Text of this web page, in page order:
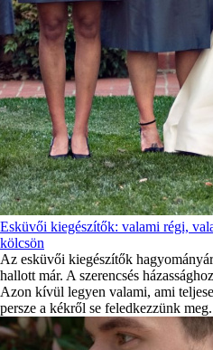
Esküvői kiegészítők: valami régi,
kölcsön
Az esküvői kiegészítők
hallott már. A szerencsés
Azon kívül legyen valami, ami
persze a kékről se feledkezzünk